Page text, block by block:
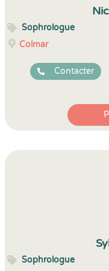
Sophrologue
Colmar
Contacter
Sophrologue